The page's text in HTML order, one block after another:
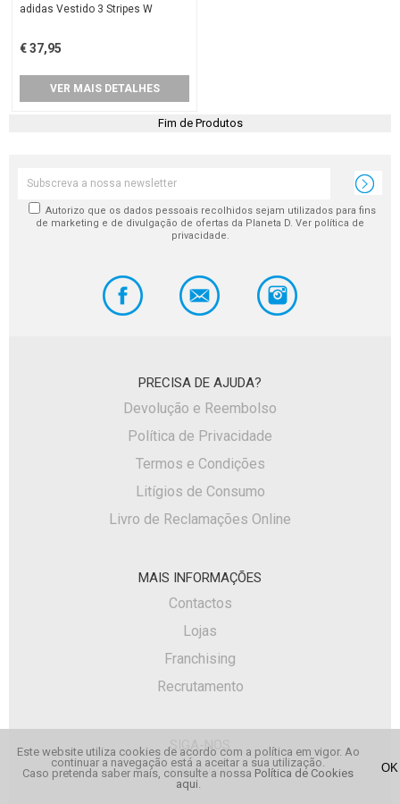
adidas Vestido 3 Stripes W
€ 37,95
VER MAIS DETALHES
Fim de Produtos
Autorizo que os dados pessoais recolhidos sejam utilizados para fins
de marketing e de divulgação de ofertas da Planeta D. Ver política de
privacidade.
PRECISA DE AJUDA?
Devolução e Reembolso
Política de Privacidade
Termos e Condições
Litígios de Consumo
Livro de Reclamações Online
MAIS INFORMAÇÕES
Contactos
Lojas
Franchising
Recrutamento
SIGA-NOS
Facebook
Este website utiliza cookies de acordo com a política em vigor. Ao
continuar a navegação está a aceitar a sua utilização.
Caso pretenda saber mais, consulte a nossa Política de Cookies
aqui.